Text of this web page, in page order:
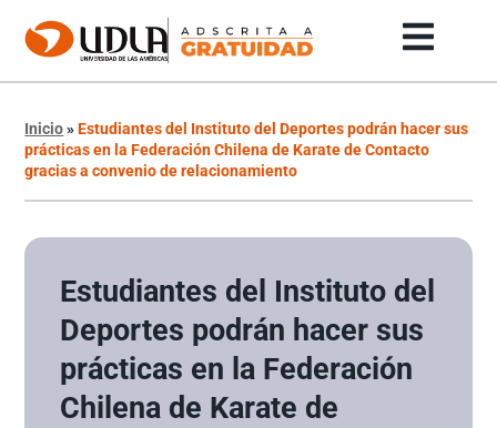
Inicio»Estudiantes del Instituto del Deportes podrán hacer sus
prácticas en la Federación Chilena de Karate de Contacto
gracias a convenio de relacionamiento
Estudiantes del Instituto del
Deportes podrán hacer sus
prácticas en la Federación
Chilena de Karate de